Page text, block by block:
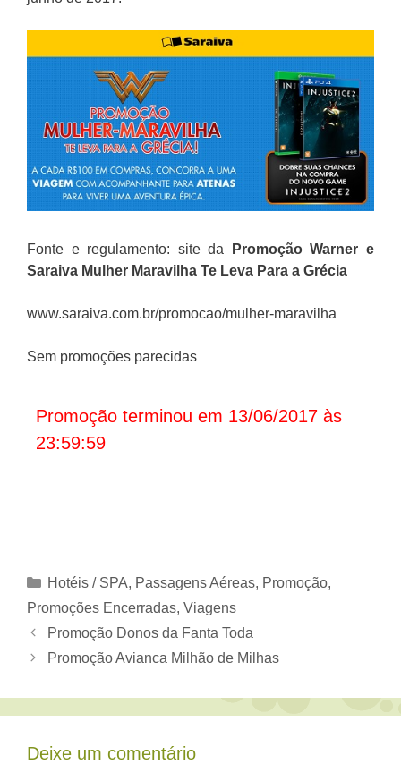
Fonte e regulamento: site da PromoçãoWarner e
Saraiva Mulher Maravilha Te Leva Para a Grécia
www.saraiva.com.br/promocao/mulher-maravilha
Sem promoções parecidas
Promoção terminou em 13/06/2017 às
23:59:59
Categorias
Hotéis / SPA, Passagens Aéreas, Promoção,
Promoções Encerradas, Viagens
Promoção Donos da Fanta Toda
Promoção Avianca Milhão de Milhas
Deixe um comentário